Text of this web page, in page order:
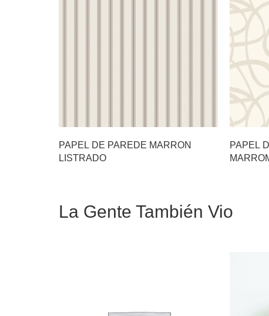
PAPEL DE PAREDE MARRON
LISTRADO
PAPEL
La Gente También Vio